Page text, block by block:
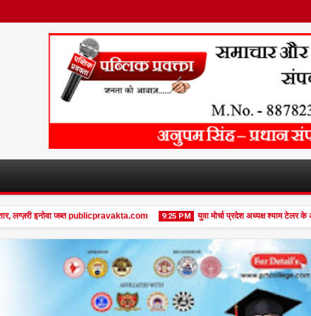
इनोवा जब्त publicpravakta.com 9:25 PM
Feb
युवा मोर्चा प्रदेश अध्यक्ष श्याम टेलर के